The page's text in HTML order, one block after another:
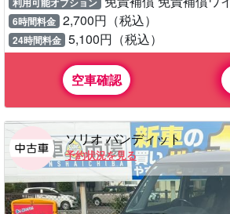
6時間料金 2,700円（税込）
24時間料金 5,100円（税込）
空車確認
ソリオ バンディット
予約状況を見る